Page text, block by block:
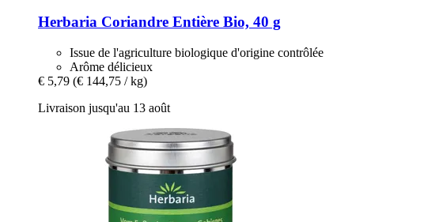
Herbaria Coriandre Entière Bio, 40 g
Issue de l'agriculture biologique d'origine contrôlée
Arôme délicieux
€ 5,79 (€ 144,75 / kg)
Livraison jusqu'au 13 août